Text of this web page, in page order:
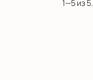
1—5 из 5.